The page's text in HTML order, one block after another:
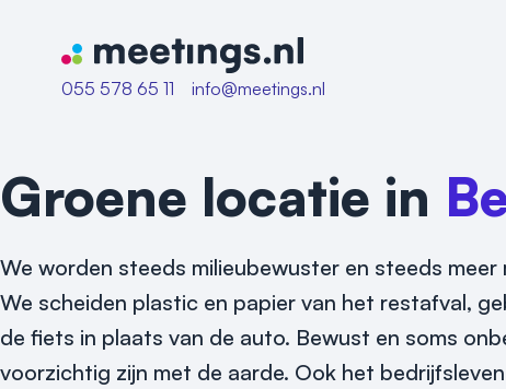
Naar home van Meetings
055 578 65 11
info@meetings.nl
Groene locatie in
We worden steeds milieubewuster en steeds
We scheiden plastic en papier van het restafval,
de fiets in plaats van de auto. Bewust en soms
voorzichtig zijn met de aarde. Ook het